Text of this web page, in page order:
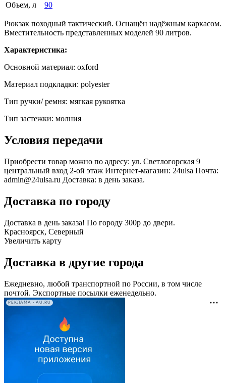
Объем, л
90
Рюкзак походный тактический. Оснащён надёжным каркасом.
Вместительность представленных моделей 90 литров.
Характеристика:
Основной материал: oxford
Материал подкладки: polyester
Тип ручки/ ремня: мягкая рукоятка
Тип застежки: молния
Условия передачи
Приобрести товар можно по адресу: ул. Светлогорская 9
центральный вход 2-ой этаж Интернет-магазин: 24ulsa Почта:
admin@24ulsa.ru Доставка: в день заказа.
Доставка по городу
Доставка в день заказа! По городу 300р до двери.
Красноярск, Северный
Увеличить карту
Доставка в другие города
Ежедневно, любой транспортной по России, в том числе
почтой. Экспортные посылки еженедельно.
РЕКЛАМА • AU.RU